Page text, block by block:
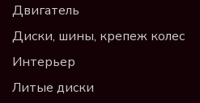
Двигатель
Диски, шины, крепеж колес
Интерьер
Литые диски